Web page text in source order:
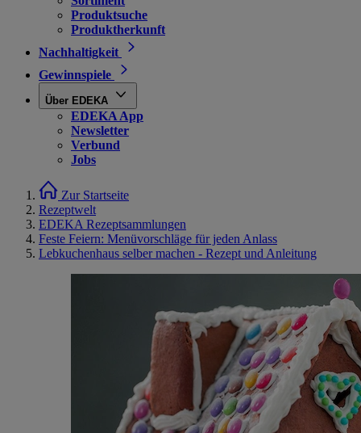
Produktsuche
Produktherkunft
Nachhaltigkeit
Gewinnspiele
Über EDEKA
EDEKA App
Newsletter
Verbund
Jobs
Zur Startseite
Rezeptwelt
EDEKA Rezeptsammlungen
Feste Feiern: Menüvorschläge für jeden Anlass
Lebkuchenhaus selber machen - Rezept und Anleitung